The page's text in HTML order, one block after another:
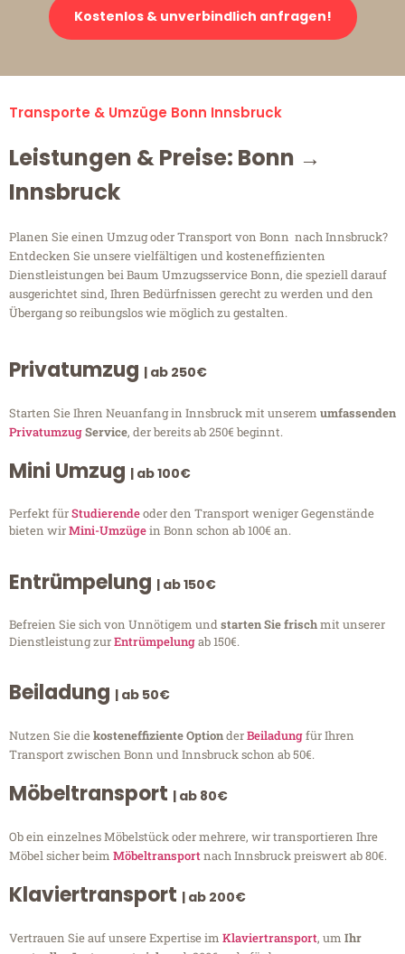
Kostenlos & unverbindlich anfragen!
Transporte & Umzüge Bonn Innsbruck
Leistungen & Preise: Bonn →
Innsbruck
Planen Sie einen Umzug oder Transport von Bonn nach Innsbruck?
Entdecken Sie unsere vielfältigen und kosteneffizienten
Dienstleistungen bei Baum Umzugsservice Bonn, die speziell darauf
ausgerichtet sind, Ihren Bedürfnissen gerecht zu werden und den
Übergang so reibungslos wie möglich zu gestalten.
Privatumzug | ab 250€
Starten Sie Ihren Neuanfang in Innsbruck mit unserem umfassenden
PrivatumzugService, der bereits ab 250€ beginnt.
Mini Umzug | ab 100€
Perfekt fürStudierendeoder den Transport weniger Gegenstände
bieten wirMini-Umzügein Bonn schon ab 100€ an.
Entrümpelung | ab 150€
Befreien Sie sich von Unnötigem undstarten Sie frischmit unserer
Dienstleistung zurEntrümpelungab 150€.
Beiladung | ab 50€
Nutzen Sie diekosteneffiziente OptionderBeiladungfür Ihren
Transport zwischen Bonn und Innsbruck schon ab 50€.
Möbeltransport | ab 80€
Ob ein einzelnes Möbelstück oder mehrere, wir transportieren Ihre
Möbel sicher beim Möbeltransportnach Innsbruck preiswert ab 80€.
Klaviertransport | ab 200€
Vertrauen Sie auf unsere Expertise im Klaviertransport, um Ihr